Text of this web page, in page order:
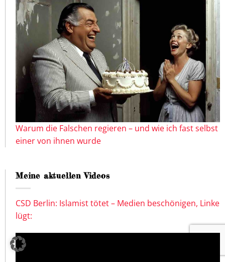
Warum die Falschen regieren – und wie ich fast selbst
einer von ihnen wurde
Meine aktuellen Videos
CSD Berlin: Islamist tötet – Medien beschönigen, Linke
lügt: